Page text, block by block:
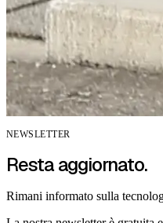
NEWSLETTER
Resta aggiornato.
Rimani informato sulla